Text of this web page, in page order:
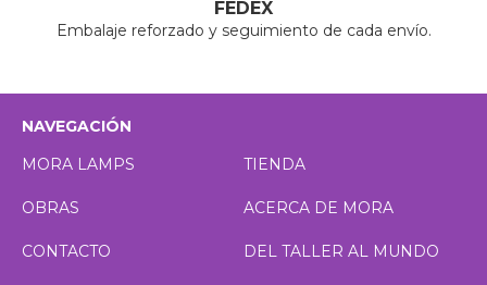
FEDEX
Embalaje reforzado y seguimiento de cada envío.
NAVEGACIÓN
MORA LAMPS
TIENDA
OBRAS ACERCA DE MORA
CONTACTO DEL TALLER AL MUNDO